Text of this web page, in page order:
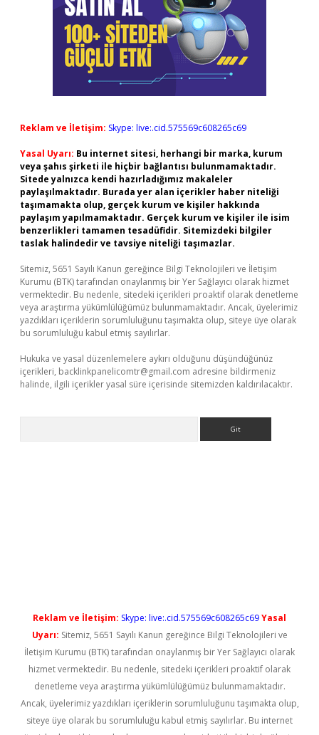
Reklam ve İletişim: Skype: live:.cid.575569c608265c69
Yasal Uyarı: Bu internet sitesi, herhangi bir marka, kurum
veya şahıs şirketi ile hiçbir bağlantısı bulunmamaktadır.
Sitede yalnızca kendi hazırladığımız makaleler
paylaşılmaktadır. Burada yer alan içerikler haber niteliği
taşımamakta olup, gerçek kurum ve kişiler hakkında
paylaşım yapılmamaktadır. Gerçek kurum ve kişiler ile isim
benzerlikleri tamamen tesadüfidir. Sitemizdeki bilgiler
taslak halindedir ve tavsiye niteliği taşımazlar.
Sitemiz, 5651 Sayılı Kanun gereğince Bilgi Teknolojileri ve İletişim
Kurumu (BTK) tarafından onaylanmış bir Yer Sağlayıcı olarak hizmet
vermektedir. Bu nedenle, sitedeki içerikleri proaktif olarak denetleme
veya araştırma yükümlülüğümüz bulunmamaktadır. Ancak, üyelerimiz
yazdıkları içeriklerin sorumluluğunu taşımakta olup, siteye üye olarak
bu sorumluluğu kabul etmiş sayılırlar.
Hukuka ve yasal düzenlemelere aykırı olduğunu düşündüğünüz
içerikleri, backlinkpanelicomtr@gmail.com adresine bildirmeniz
halinde, ilgili içerikler yasal süre içerisinde sitemizden kaldırılacaktır.
Reklam ve İletişim: Skype: live:.cid.575569c608265c69Yasal
Uyarı: Sitemiz, 5651 Sayılı Kanun gereğince Bilgi Teknolojileri ve
İletişim Kurumu (BTK) tarafından onaylanmış bir Yer Sağlayıcı olarak
hizmet vermektedir. Bu nedenle, sitedeki içerikleri proaktif olarak
denetleme veya araştırma yükümlülüğümüz bulunmamaktadır.
Ancak, üyelerimiz yazdıkları içeriklerin sorumluluğunu taşımakta olup,
siteye üye olarak bu sorumluluğu kabul etmiş sayılırlar. Bu internet